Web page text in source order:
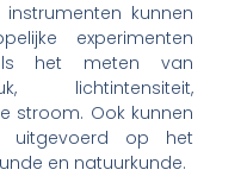
instrumenten kunnen
experimenten
het meten van
lichtintensiteit,
stroom. Ook kunnen
uitgevoerd op het
en natuurkunde.